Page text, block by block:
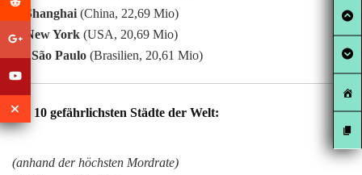
8. Shanghai (China, 22,69 Mio)
9. New York (USA, 20,69 Mio)
10. São Paulo (Brasilien, 20,61 Mio)
Die 10 gefährlichsten Städte der Welt:
(anhand der höchsten Mordrate)